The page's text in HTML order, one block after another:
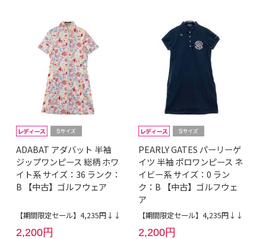
ADABAT アダバット 半袖
ジップワンピース 総柄 ホワ
イト系 サイズ：36 ランク：
B 【中古】ゴルフウェア
【期間限定セール】4,235円↓↓
2,200円
PEARLY GATES パーリーゲ
イツ 半袖 ポロワンピース ネ
イビー系 サイズ：0 ラン
ク：B 【中古】ゴルフウェ
ア
【期間限定セール】4,235円↓↓
2,200円